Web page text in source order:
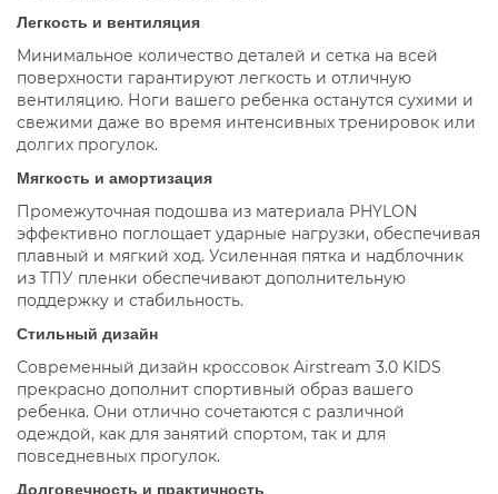
Легкость и вентиляция
Минимальное количество деталей и сетка на всей
поверхности гарантируют легкость и отличную
вентиляцию. Ноги вашего ребенка останутся сухими и
свежими даже во время интенсивных тренировок или
долгих прогулок.
Мягкость и амортизация
Промежуточная подошва из материала PHYLON
эффективно поглощает ударные нагрузки, обеспечивая
плавный и мягкий ход. Усиленная пятка и надблочник
из ТПУ пленки обеспечивают дополнительную
поддержку и стабильность.
Стильный дизайн
Современный дизайн кроссовок Airstream 3.0 KIDS
прекрасно дополнит спортивный образ вашего
ребенка. Они отлично сочетаются с различной
одеждой, как для занятий спортом, так и для
повседневных прогулок.
Долговечность и практичность